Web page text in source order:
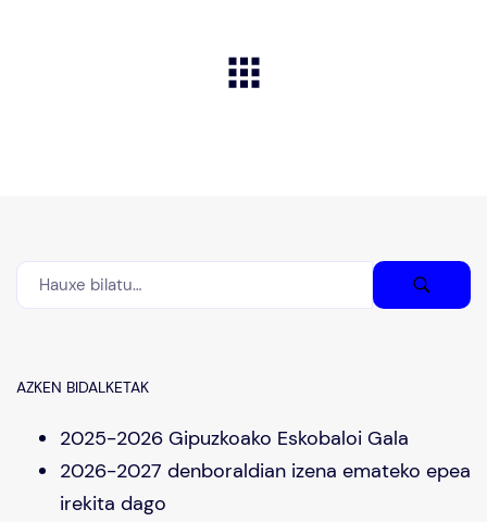
AZKEN BIDALKETAK
2025-2026 Gipuzkoako Eskobaloi Gala
2026-2027 denboraldian izena emateko epea
irekita dago